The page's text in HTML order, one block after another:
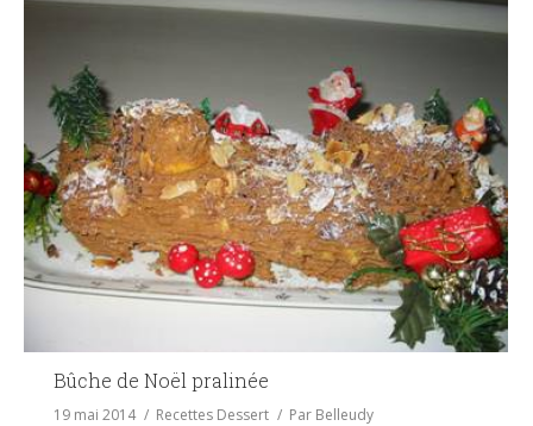
Bûche de Noël pralinée
19 mai 2014 Recettes Dessert Par Belleudy